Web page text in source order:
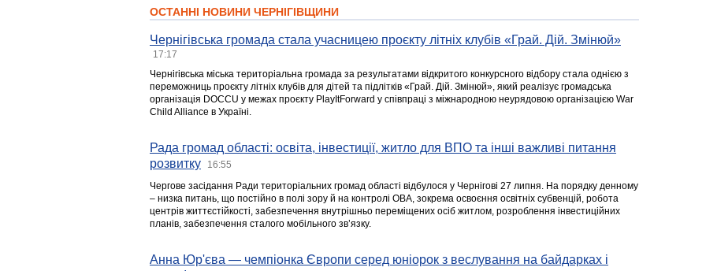
ОСТАННІ НОВИНИ ЧЕРНІГІВЩИНИ
Чернігівська громада стала учасницею проєкту літніх клубів «Грай. Дій. Змінюй»
17:17
Чернігівська міська територіальна громада за результатами відкритого конкурсного відбору стала однією з
переможниць проєкту літніх клубів для дітей та підлітків «Грай. Дій. Змінюй», який реалізує громадська
організація DOCCU у межах проєкту PlayItForward у співпраці з міжнародною неурядовою організацією War
Child Alliance в Україні.
Рада громад області: освіта, інвестиції, житло для ВПО та інші важливі питання
розвитку
16:55
Чергове засідання Ради територіальних громад області відбулося у Чернігові 27 липня. На порядку денному
– низка питань, що постійно в полі зору й на контролі ОВА, зокрема освоєння освітніх субвенцій, робота
центрів життєстійкості, забезпечення внутрішньо переміщених осіб житлом, розроблення інвестиційних
планів, забезпечення сталого мобільного зв’язку.
Анна Юр'єва — чемпіонка Європи серед юніорок з веслування на байдарках і